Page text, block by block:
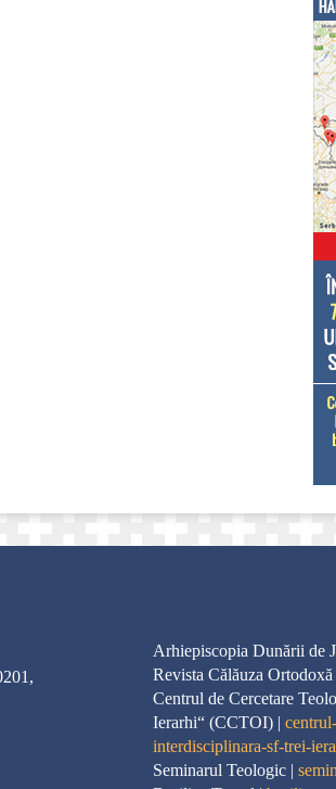
Arhiepiscopia Dunării de
Revista Călăuza Ortodoxă
Centrul de Cercetare
Ierarhi“ (CCTOI) |
interdisciplinara-sf-trei-
Seminarul Teologic |